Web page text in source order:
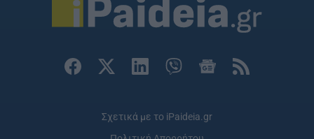
Σχετικά με το iPaideia.gr